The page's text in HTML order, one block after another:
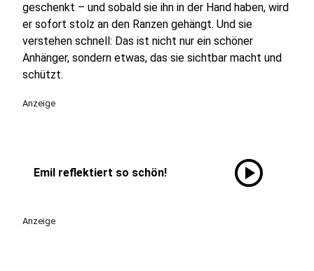
geschenkt – und sobald sie ihn in der Hand haben, wird
er sofort stolz an den Ranzen gehängt. Und sie
verstehen schnell: Das ist nicht nur ein schöner
Anhänger, sondern etwas, das sie sichtbar macht und
schützt.
Anzeige
Emil reflektiert so schön! play_circle
Anzeige